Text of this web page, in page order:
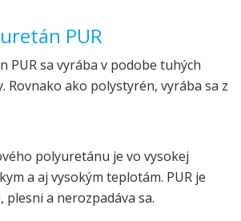
PUR
PUR sa vyrába v podobe tuhých
Rovnako ako polystyrén, vyrába sa z
polyuretánu je vo vysokej
a aj vysokým teplotám. PUR je
a nerozpadáva sa.